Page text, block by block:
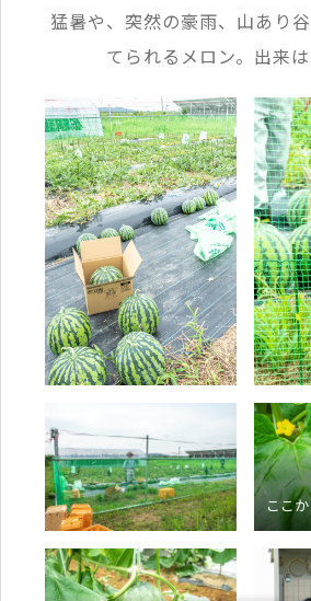
猛暑や、突然の豪雨、山あり
てられるメロン。出来
ここ